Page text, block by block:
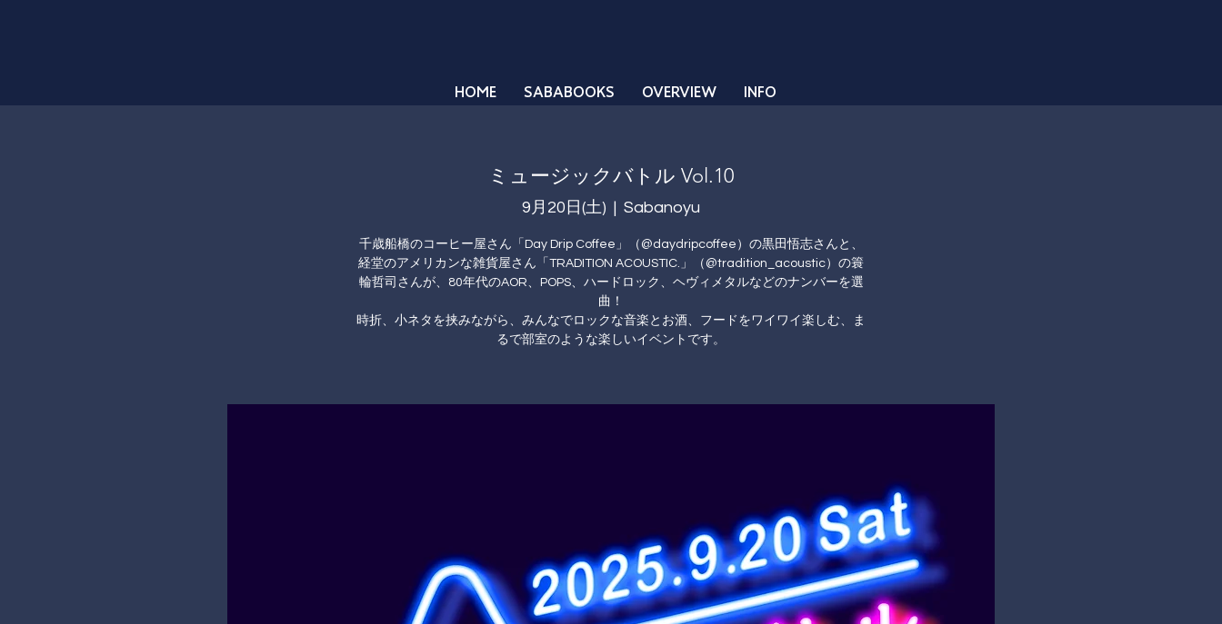
HOME SABABOOKS OVERVIEW INFO
ミュージックバトル Vol.10
9月20日(土)
  |
Sabanoyu
千歳船橋のコーヒー屋さん「Day Drip Coffee」（@daydripcoffee）の黒田悟志さんと、
経堂のアメリカンな雑貨屋さん「TRADITION ACOUSTIC.」（@tradition_acoustic）の簑
輪哲司さんが、80年代のAOR、POPS、ハードロック、ヘヴィメタルなどのナンバーを選
曲！
時折、小ネタを挟みながら、みんなでロックな音楽とお酒、フードをワイワイ楽しむ、ま
るで部室のような楽しいイベントです。